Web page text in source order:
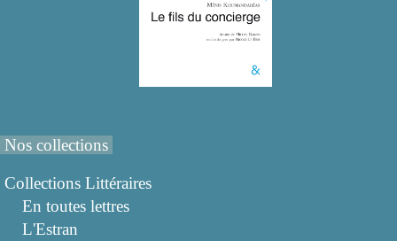
Nos collections
Collections Littéraires
En toutes lettres
L'Estran